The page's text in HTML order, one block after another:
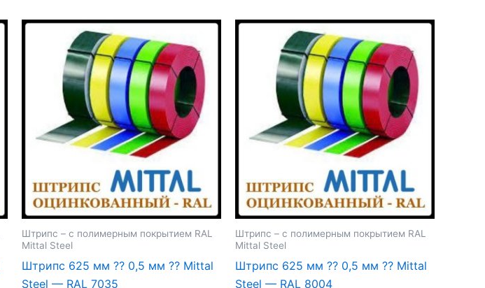
Штрипс – с полимерным покрытием RAL
Mittal Steel
Штрипс 625 мм ⁇ 0,5 мм ⁇ Mittal
Steel — RAL 7035
Штрипс – с полимерным покрытием RAL
Mittal Steel
Штрипс 625 мм ⁇ 0,5 мм ⁇ Mittal
Steel — RAL 8004